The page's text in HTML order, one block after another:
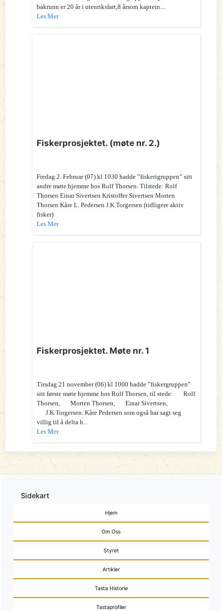
bakrunn er 20 år i utenriksfart,8 årsom kaptein....
Les Mer
Fiskerprosjektet. (møte nr. 2.)
Fredag 2. Februar (07) kl 1030 hadde ”fiskerigruppen” sitt
andre møte hjemme hos Rolf Thorsen. Tilstede: Rolf
Thorsen Einar Sivertsen Kristoffer Sivertsen Morten
Thorsen Kåre L. Pedersen J.K.Torgersen (tidligere aktiv
fisker)
Les Mer
Fiskerprosjektet. Møte nr. 1
Tirsdag 21 november (06) kl 1000 hadde ”fiskergruppen”
sitt første møte hjemme hos Rolf Thorsen, til stede: Rolf
Thorsen, Morten Thorsen, Einar Sivertsen,
J.K.Torgersen. Kåre Pedersen som også har sagt seg
villig til å delta h...
Les Mer
Sidekart
Hjem
Om Oss
Styret
Artikler
Tasta Historie
Tastaprofiler